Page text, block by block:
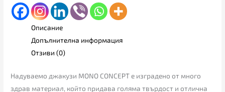
Описание
Допълнителна информация
Отзиви (0)
Надуваемо джакузи MONO CONCEPT е изградено от много
здрав материал, който придава голяма твърдост и отлична